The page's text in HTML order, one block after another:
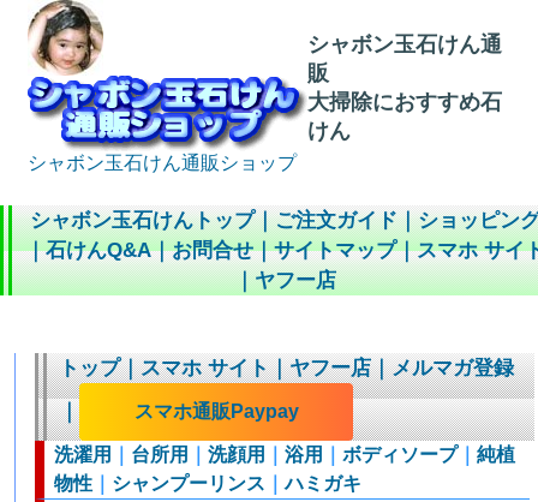
シャボン玉石けん通販ショップ
シャボン玉石けん通
販
大掃除におすすめ石
けん
シャボン玉石けんトップ｜ご注文ガイド｜ショッピン
｜石けんQ&A｜お問合せ｜サイトマップ｜スマホ サイ
｜ヤフー店
トップ｜スマホ サイト｜ヤフー店｜メルマガ登録
｜
スマホ通販Paypay
洗濯用 台所用 ｜洗顔用 ｜浴用 ｜ボディソープ｜純植
物性
シャンプーリンス ｜ハミガキ